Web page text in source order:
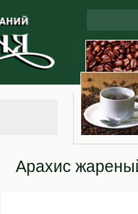
Арахис